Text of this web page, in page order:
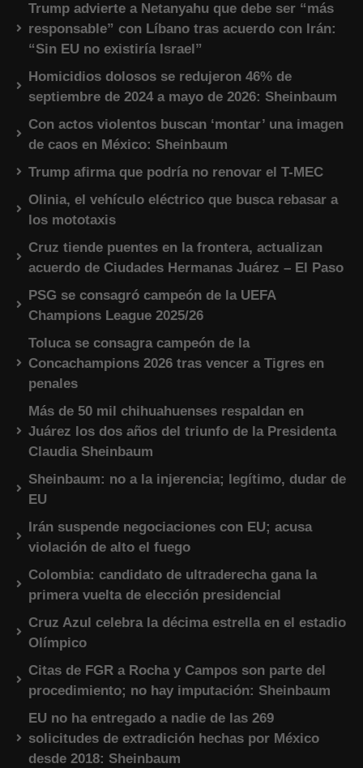
Trump advierte a Netanyahu que debe ser “más
responsable” con Líbano tras acuerdo con Irán:
“Sin EU no existiría Israel”
Homicidios dolosos se redujeron 46% de
septiembre de 2024 a mayo de 2026: Sheinbaum
Con actos violentos buscan ‘montar’ una imagen
de caos en México: Sheinbaum
Trump afirma que podría no renovar el T-MEC
Olinia, el vehículo eléctrico que busca rebasar a
los mototaxis
Cruz tiende puentes en la frontera, actualizan
acuerdo de Ciudades Hermanas Juárez – El Paso
PSG se consagró campeón de la UEFA
Champions League 2025/26
Toluca se consagra campeón de la
Concachampions 2026 tras vencer a Tigres en
penales
Más de 50 mil chihuahuenses respaldan en
Juárez los dos años del triunfo de la Presidenta
Claudia Sheinbaum
Sheinbaum: no a la injerencia; legítimo, dudar de
EU
Irán suspende negociaciones con EU; acusa
violación de alto el fuego
Colombia: candidato de ultraderecha gana la
primera vuelta de elección presidencial
Cruz Azul celebra la décima estrella en el estadio
Olímpico
Citas de FGR a Rocha y Campos son parte del
procedimiento; no hay imputación: Sheinbaum
EU no ha entregado a nadie de las 269
solicitudes de extradición hechas por México
desde 2018: Sheinbaum